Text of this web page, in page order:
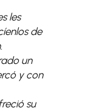
les
de
un
y con
su